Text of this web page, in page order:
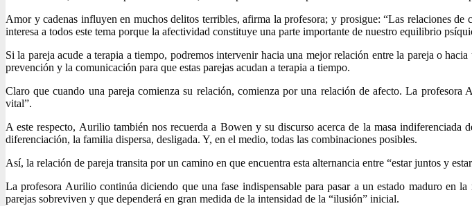
Amor y cadenas influyen en muchos delitos terribles, afirma la profesora; y prosigue: “Las relaciones
interesa a todos este tema porque la afectividad constituye una parte importante de nuestro equilibrio
Si la pareja acude a terapia a tiempo, podremos intervenir hacia una mejor relación entre la pareja o
prevención y la comunicación para que estas parejas acudan a terapia a tiempo.
Claro que cuando una pareja comienza su relación, comienza por una relación de afecto. La
vital”.
A este respecto, Aurilio también nos recuerda a Bowen y su discurso acerca de la masa
diferenciación, la familia dispersa, desligada. Y, en el medio, todas las combinaciones posibles.
Así, la relación de pareja transita por un camino en que encuentra esta alternancia entre “estar juntos y
La profesora Aurilio continúa diciendo que una fase indispensable para pasar a un estado maduro en
parejas sobreviven y que dependerá en gran medida de la intensidad de la “ilusión” inicial.